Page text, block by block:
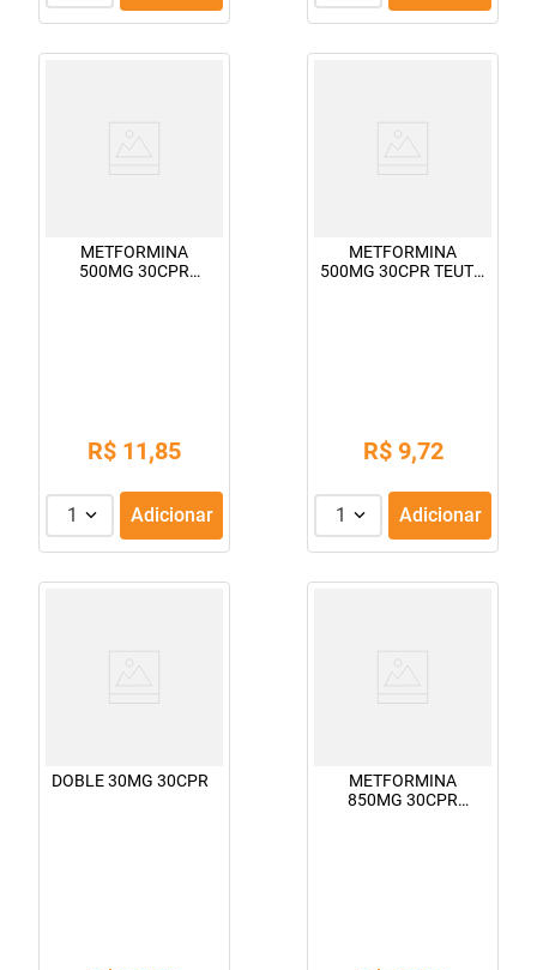
METFORMINA
500MG 30CPR
R$ 11,85
1 Adicionar
METFORMINA
500MG 30CPR TEUTO
R$ 9,72
1 Adicionar
DOBLE 30MG 30CPR
METFORMINA
850MG 30CPR